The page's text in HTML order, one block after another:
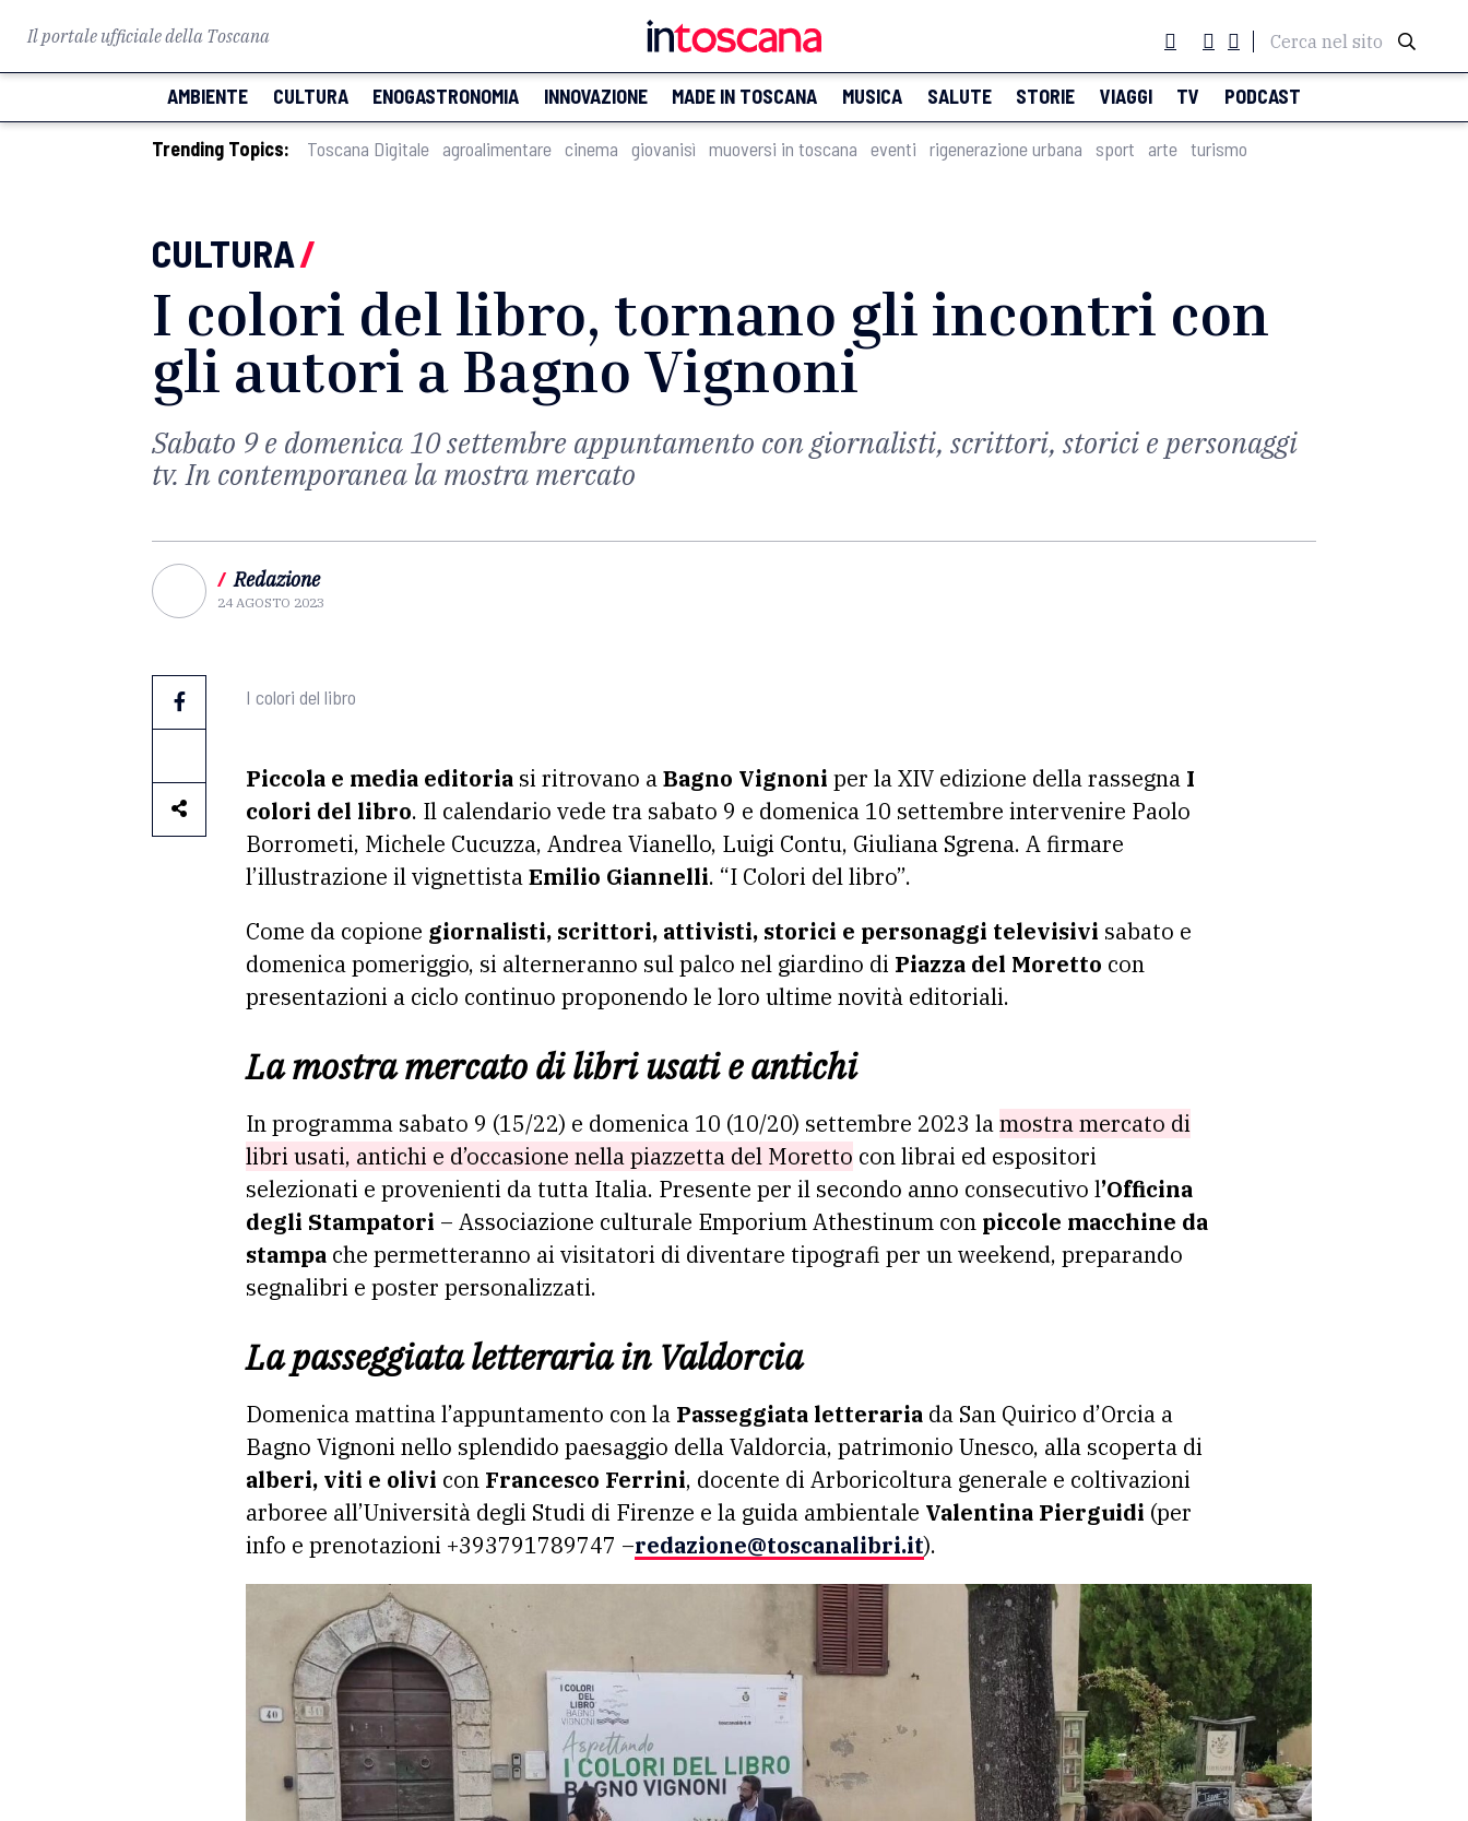
Il portale ufficiale della Toscana Cerca nel sito
AMBIENTE CULTURA ENOGASTRONOMIA INNOVAZIONE MADE IN TOSCANA MUSICA SALUTE STORIE VIAGGI TV PODCAST
Trending Topics: Toscana Digitale agroalimentare cinema giovanisì muoversi in toscana eventi rigenerazione urbana sport arte turismo
CULTURA/
I colori del libro, tornano gli incontri con
gli autori a Bagno Vignoni
Sabato 9 e domenica 10 settembre appuntamento con giornalisti, scrittori, storici e personaggi
tv. In contemporanea la mostra mercato
/ Redazione
24 AGOSTO 2023
I colori del libro
Piccola e media editoria si ritrovano aBagno Vignoni per la XIV edizione della rassegna I
colori del libro. Il calendario vede tra sabato 9 e domenica 10 settembre intervenire Paolo
Borrometi, Michele Cucuzza, Andrea Vianello, Luigi Contu, Giuliana Sgrena. A firmare
l’illustrazione il vignettistaEmilio Giannelli. “I Colori del libro”.
Come da copione giornalisti, scrittori, attivisti, storici e personaggi televisivi sabato e
domenica pomeriggio, si alterneranno sul palco nel giardino di Piazza del Moretto con
presentazioni a ciclo continuo proponendo le loro ultime novità editoriali.
La mostra mercato di libri usati e antichi
In programma sabato 9 (15/22) e domenica 10 (10/20) settembre 2023 lamostra mercato di
libri usati, antichi e d’occasione nella piazzetta del Moretto con librai ed espositori
selezionati e provenienti da tutta Italia. Presente per il secondo anno consecutivo l’Officina
degli Stampatori – Associazione culturale Emporium Athestinum con piccole macchine da
stampa che permetteranno ai visitatori di diventare tipografi per un weekend, preparando
segnalibri e poster personalizzati.
La passeggiata letteraria in Valdorcia
Domenica mattina l’appuntamento con la Passeggiata letteraria da San Quirico d’Orcia a
Bagno Vignoni nello splendido paesaggio della Valdorcia, patrimonio Unesco, alla scoperta di
alberi, viti e olivi con Francesco Ferrini, docente di Arboricoltura generale e coltivazioni
arboree all’Università degli Studi di Firenze e la guida ambientale Valentina Pierguidi (per
info e prenotazioni +393791789747 –redazione@toscanalibri.it).